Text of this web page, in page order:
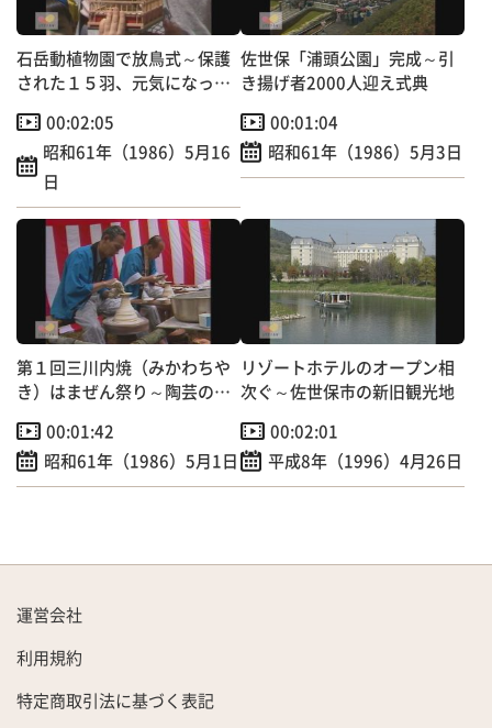
石岳動植物園で放鳥式～保護
された１５羽、元気になって
00:02:05
昭和61年（1986）5月16
日
佐世保「浦頭公園」完成～引
き揚げ者2000人迎え式典
00:01:04
昭和61年（1986）5月3日
第１回三川内焼（みかわちや
き）はまぜん祭り～陶芸の里
00:01:42
昭和61年（1986）5月1日
リゾートホテルのオープン相
次ぐ～佐世保市の新旧観光地
00:02:01
平成8年（1996）4月26日
運営会社
利用規約
特定商取引法に基づく表記